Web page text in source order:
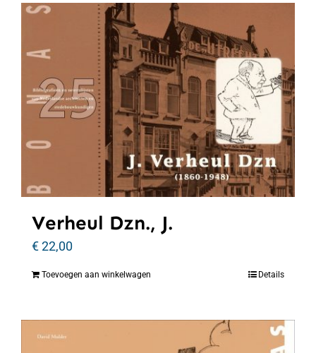
Verheul Dzn., J.
€22,00
Toevoegen aan winkelwagen Details